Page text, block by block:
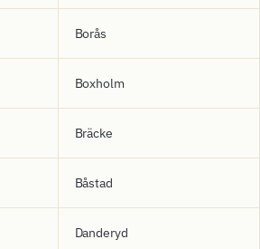
Borås
Boxholm
Bräcke
Båstad
Danderyd